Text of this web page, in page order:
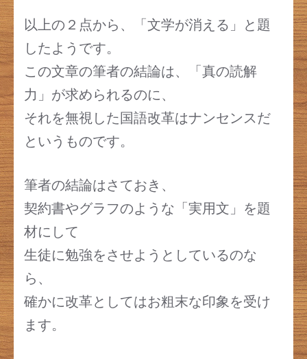
以上の２点から、「文学が消える」と題
したようです。
この文章の筆者の結論は、「真の読解
力」が求められるのに、
それを無視した国語改革はナンセンスだ
というものです。
筆者の結論はさておき、
契約書やグラフのような「実用文」を題
材にして
生徒に勉強をさせようとしているのな
ら、
確かに改革としてはお粗末な印象を受け
ます。